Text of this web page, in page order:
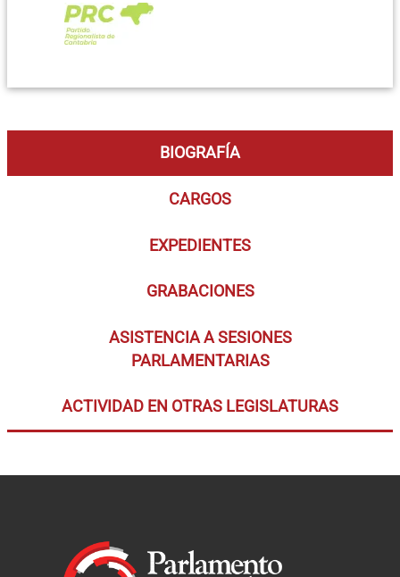
BIOGRAFÍA
CARGOS
EXPEDIENTES
GRABACIONES
ASISTENCIA A SESIONES
PARLAMENTARIAS
ACTIVIDAD EN OTRAS LEGISLATURAS